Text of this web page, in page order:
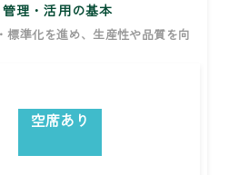
理・活用の基本
標準化を進め、生産性や品質を向
空席あり